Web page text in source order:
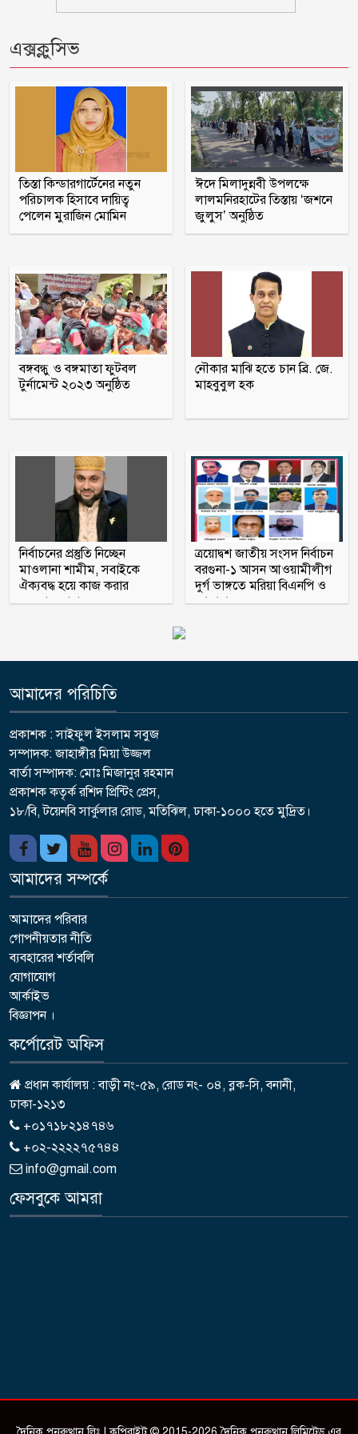
দুই-তিন দিনের মধ্যে গ্যাসের পরিস্থিতি
ওবায়দুল কাদেরসহ ৭ শীর্ষ নেতার সর্বোচ্চ
শাস্তির আবেদন
রাষ্ট্রপতি নির্বাচন ২০ আগস্ট
মাগুরায় সাকিব আল হাসানের বাড়িতে
‘পেট্রোল বোমা’ হামলা
পটুয়াখালী সদর উপজেলা আ লীগ
সহসভাপতি মিজানুর মারা গেছেন
গ্রেফতার
আগস্টের ৫ তারিখ যেভাবে হলো ‘৩৬
এক্সক্লুসিভ
তিস্তা কিন্ডারগার্টেনের নতুন
পরিচালক হিসাবে দায়িত্ব
পেলেন মুরাজিন মোমিন
ঈদে মিলাদুন্নবী উপলক্ষে
লালমনিরহাটের তিস্তায় ‘জশনে
জুলুস’ অনুষ্ঠিত
বঙ্গবন্ধু ও বঙ্গমাতা ফুটবল
টুর্নামেন্ট ২০২৩ অনুষ্ঠিত
নৌকার মাঝি হতে চান ব্রি. জে.
মাহবুবুল হক
নির্বাচনের প্রস্তুতি নিচ্ছেন
মাওলানা শামীম, সবাইকে
ঐক্যবদ্ধ হয়ে কাজ করার
অহব্বান জানান
ত্রয়োদ্বশ জাতীয় সংসদ নির্বাচন
বরগুনা-১ আসন আওয়ামীলীগ
দুর্গ ভাঙ্গতে মরিয়া বিএনপি ও
জামায়াত
আমাদের পরিচিতি
প্রকাশক : সাইফুল ইসলাম সবুজ
সম্পাদক: জাহাঙ্গীর মিয়া উজ্জল
বার্তা সম্পাদক: মোঃ মিজানুর রহমান
প্রকাশক কতৃর্ক রশিদ প্রিন্টিং প্রেস,
১৮/বি, টয়েনবি সার্কুলার রোড, মতিঝিল, ঢাকা-১০০০ হতে মুদ্রিত।
আমাদের সম্পর্কে
আমাদের পরিবার
গোপনীয়তার নীতি
ব্যবহারের শর্তাবলি
যোগাযোগ
আর্কাইভ
বিজ্ঞাপন ।
কর্পোরেট অফিস
প্রধান কার্যালয় : বাড়ী নং-৫৯, রোড নং- ০৪, ব্লক-সি, বনানী,
ঢাকা-১২১৩
+০১৭১৮২১৪৭৪৬
+০২-২২২২৭৫৭৪৪
info@gmail.com
ফেসবুকে আমরা